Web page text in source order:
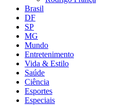
Brasil
DF
SP
MG
Mundo
Entretenimento
Vida & Estilo
Saúde
Ciência
Esportes
Especiais